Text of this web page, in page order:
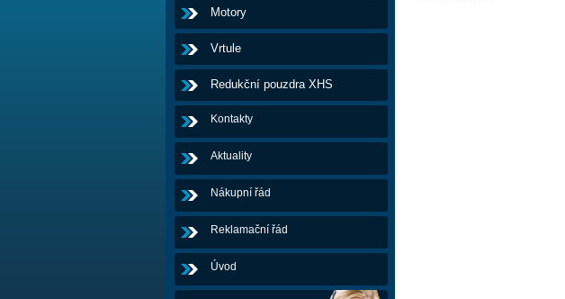
Motory
Vrtule
Redukční pouzdra XHS
Kontakty
Aktuality
Nákupní řád
Reklamační řád
Úvod